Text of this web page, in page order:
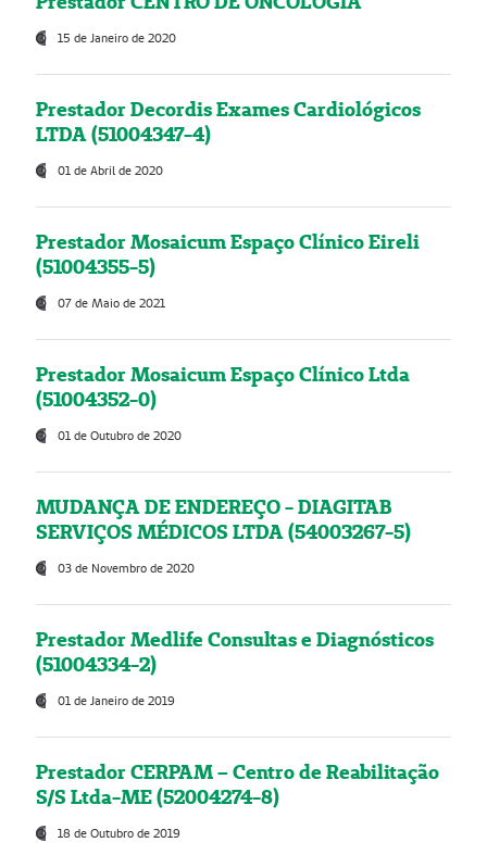
15 de Janeiro de 2020
Prestador Decordis Exames Cardiológicos
LTDA (51004347-4)
01 de Abril de 2020
Prestador Mosaicum Espaço Clínico Eireli
(51004355-5)
07 de Maio de 2021
Prestador Mosaicum Espaço Clínico Ltda
(51004352-0)
01 de Outubro de 2020
MUDANÇA DE ENDEREÇO - DIAGITAB
SERVIÇOS MÉDICOS LTDA (54003267-5)
03 de Novembro de 2020
Prestador Medlife Consultas e Diagnósticos
(51004334-2)
01 de Janeiro de 2019
Prestador CERPAM – Centro de Reabilitação
S/S Ltda-ME (52004274-8)
18 de Outubro de 2019